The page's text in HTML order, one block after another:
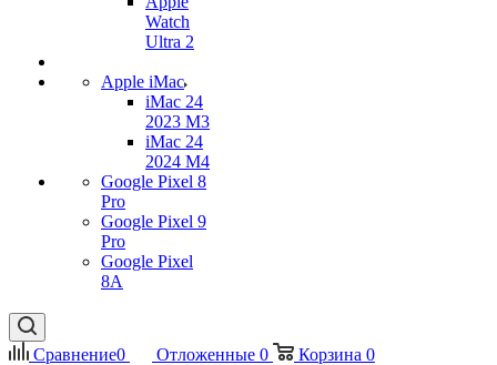
Watch
Ultra 2
Apple iMac
iMac 24
2023 M3
iMac 24
2024 M4
Google Pixel 8
Pro
Google Pixel 9
Pro
Google Pixel
8A
Сравнение0 Отложенные 0 Корзина 0